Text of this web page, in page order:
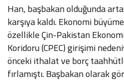
Han, başbakan olduğunda
karşıya kaldı. Ekonomi
özellikle Çin-Pakistan
Koridoru (CPEC) girişimi
önceki ithalat ve borç
fırlamıştı. Başbakan olarak